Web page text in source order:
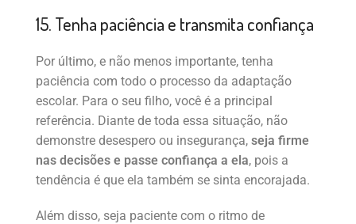
15. Tenha paciência e transmita confiança
Por último, e não menos importante, tenha
paciência com todo o processo da adaptação
escolar. Para o seu filho, você é a principal
referência. Diante de toda essa situação, não
demonstre desespero ou insegurança, seja firme
nas decisões e passe confiança a ela, pois a
tendência é que ela também se sinta encorajada.
Além disso, seja paciente com o ritmo de